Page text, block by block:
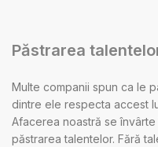
Păstrarea
Multe companii spun ca le
dintre ele respecta accest
Afacerea noastră se
păstrarea talentelor. Fără